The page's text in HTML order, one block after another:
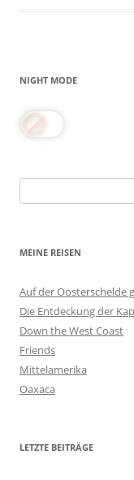
NIGHT MODE
nach:
MEINE REISEN
Auf der Oosterschelde
Die Entdeckung der
Down the West Coast
Friends
Mittelamerika
Oaxaca
LETZTE BEITRÄGE